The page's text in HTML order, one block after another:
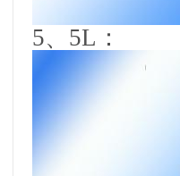
5、 5L ：